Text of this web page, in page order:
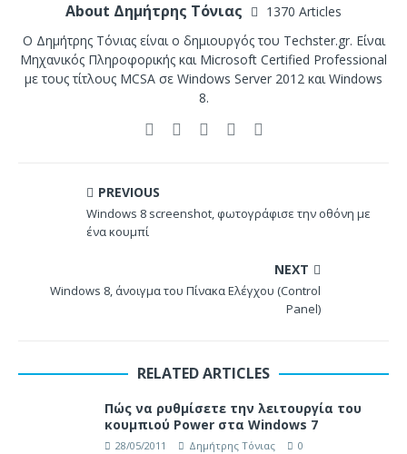
About Δημήτρης Τόνιας
1370 Articles
Ο Δημήτρης Τόνιας είναι ο δημιουργός του Techster.gr. Είναι
Μηχανικός Πληροφορικής και Microsoft Certified Professional
με τους τίτλους MCSA σε Windows Server 2012 και Windows
8.
PREVIOUS
Windows 8 screenshot, φωτογράφισε την οθόνη με
ένα κουμπί
NEXT
Windows 8, άνοιγμα του Πίνακα Ελέγχου (Control
Panel)
RELATED ARTICLES
Πώς να ρυθμίσετε την λειτουργία του
κουμπιού Power στα Windows 7
28/05/2011 Δημήτρης Τόνιας 0